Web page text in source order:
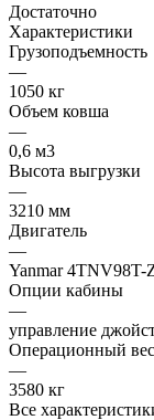
Достаточно
Характеристики
Грузоподъемность
—
1050 кг
Объем ковша
—
0,6 м3
Высота выгрузки
—
3210 мм
Двигатель
—
Yanmar
Опции кабины
—
управление
Операционный вес
—
3580 кг
Все